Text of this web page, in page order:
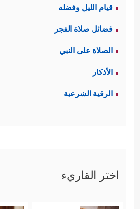
قيام الليل وفضله
فضائل صلاة الفجر
الصلاة على النبي
الأذكار
الرقية الشرعية
اختر القاريء